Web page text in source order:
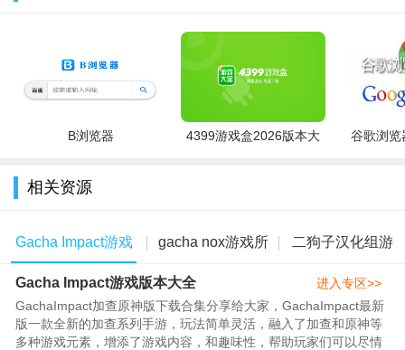
B浏览器
4399游戏盒2026版本大
谷歌浏览
相关资源
Gacha Impact游戏
版本大全
gacha nox游戏所
有版本
二狗子汉化组游
戏合集
Gacha Impact游戏版本大全
GachaImpact加查原神版下载合集分享给大家，GachaImpact最新
版一款全新的加查系列手游，玩法简单灵活，融入了加查和原神等
多种游戏元素，增添了游戏内容，和趣味性，帮助玩家们可以尽情
进入专区>>